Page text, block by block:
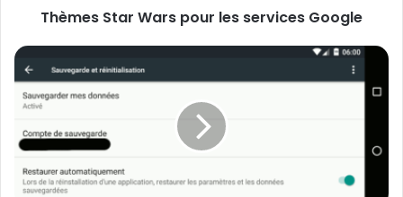
Thèmes Star Wars pour les services Google
Marshmallow
voir
les
applications
sauvegardées
automatiquement